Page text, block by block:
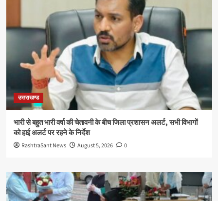
उत्तराखण्ड
भारी से बहुत भारी वर्षा की चेतावनी के बीच जिला प्रशासन अलर्ट, सभी विभागों
को हाई अलर्ट पर रहने के निर्देश
RashtraSant News August 5, 2026 0